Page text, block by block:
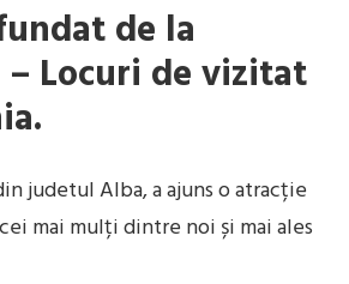
de la
– Locuri de vizitat
judetul Alba, a ajuns o atracție
mai mulți dintre noi și mai ales